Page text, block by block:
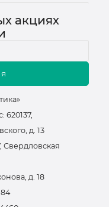
акциях
620137,
д. 13
Свердловская
д. 18